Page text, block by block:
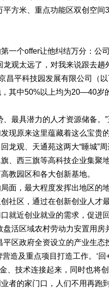
平方米、重点功能区双创空
一个offer让他纠结万分：公
观太远了，对我来说跟去趟
昌平科技园发展有限公司（
其中50%以上均为20—40岁
最具潜力的人才资源储备。
现原来这里蕴藏着这么宝贵
龙观、天通苑这两大“睡城”
、西三旗等高科技企业集聚
教园区和各大创新基地。
面，最大程度发挥出地区的
社区，通过在创新创业人才
就近创业就业的需求，促进
活区域农村劳动力安置用
区政府全资设立的产业生
造及重点项目打造工作。‘回
、技术连接起来，同时也将
者的家门口，人们不用再跑